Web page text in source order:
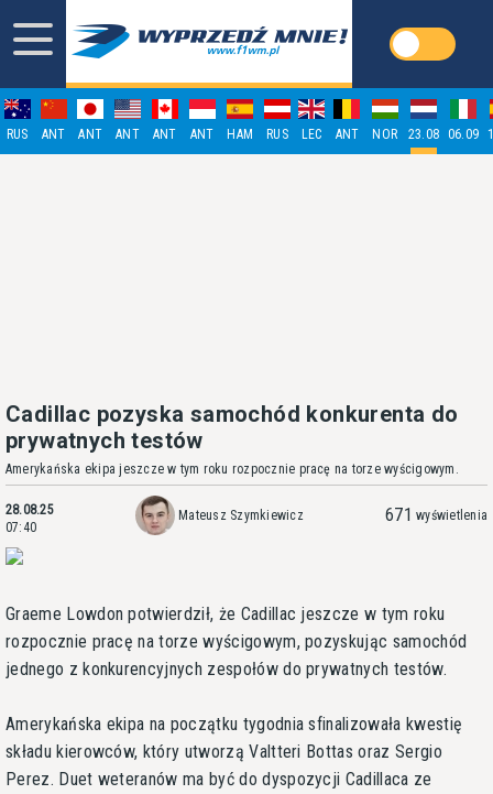
RUS ANT ANT ANT ANT ANT HAM RUS LEC ANT NOR 23.08 06.09
Cadillac pozyska samochód konkurenta do
prywatnych testów
Amerykańska ekipa jeszcze w tym roku rozpocznie pracę na torze wyścigowym.
28.08.25
07:40
Mateusz Szymkiewicz 671 wyświetlenia
Graeme Lowdon potwierdził, że Cadillac jeszcze w tym roku
rozpocznie pracę na torze wyścigowym, pozyskując samochód
jednego z konkurencyjnych zespołów do prywatnych testów.
Amerykańska ekipa na początku tygodnia sfinalizowała kwestię
składu kierowców, który utworzą Valtteri Bottas oraz Sergio
Perez. Duet weteranów ma być do dyspozycji Cadillaca ze